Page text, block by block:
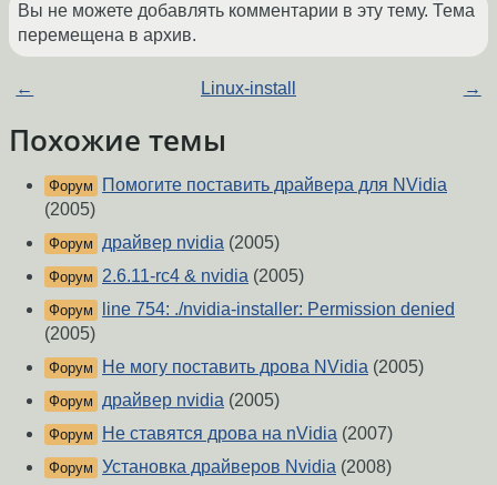
Вы не можете добавлять комментарии в эту тему. Тема
перемещена в архив.
← Linux-install →
Похожие темы
Форум
Помогите поставить драйвера для NVidia
(2005)
Форум драйвер nvidia (2005)
Форум 2.6.11-rc4 & nvidia (2005)
Форум
line 754: ./nvidia-installer: Permission denied
(2005)
Форум Не могу поставить дрова NVidia (2005)
Форум драйвер nvidia (2005)
Форум Не ставятся дрова на nVidia (2007)
Форум Установка драйверов Nvidia (2008)